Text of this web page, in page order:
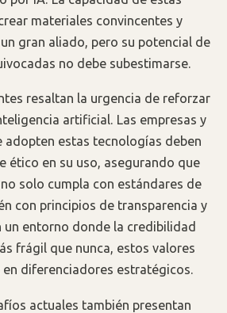
materiales convincentes y
gran aliado, pero su potencial de
no debe subestimarse.
resaltan la urgencia de reforzar
artificial. Las empresas y
adopten estas tecnologías deben
ético en su uso, asegurando que
solo cumpla con estándares de
con principios de transparencia y
un entorno donde la credibilidad
frágil que nunca, estos valores
diferenciadores estratégicos.
actuales también presentan